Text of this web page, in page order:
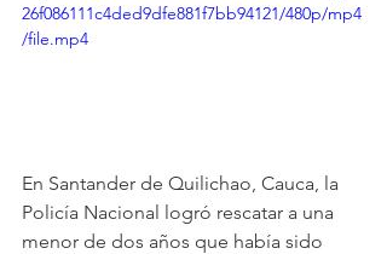
26f086111c4ded9dfe881f7bb94121/480p/mp4
/file.mp4
En Santander de Quilichao, Cauca, la
Policía Nacional logró rescatar a una
menor de dos años que había sido